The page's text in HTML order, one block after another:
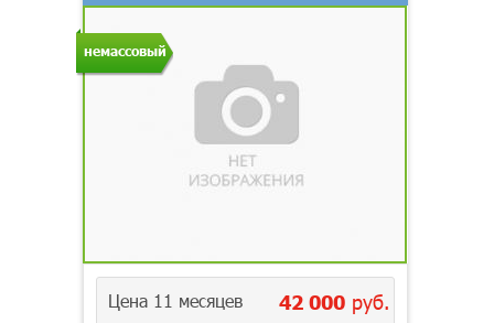
немассовый
Цена 11 месяцев 42 000руб.